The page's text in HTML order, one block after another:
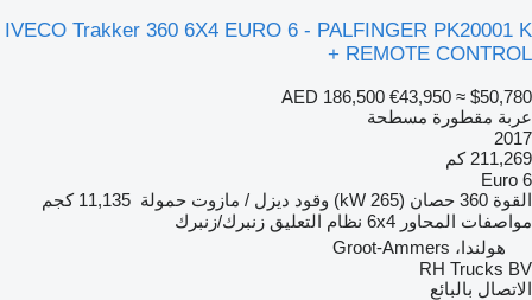
IVECO Trakker 360 6X4 EURO 6 - PALFINGER PK20001 K
+ REMOTE CONTROL
AED 186,500 €43,950 ≈ $50,780
عربة مقطورة مسطحة
2017
211,269 كم
Euro 6
القوة 360 حصان (265 kW) وقود ديزل / مازوت حمولة 11,135 كجم
مواصفات المحاور 6x4 نظام التعليق زنبرك/زنبرك
هولندا، Groot-Ammers
RH Trucks BV
الاتصال بالبائع